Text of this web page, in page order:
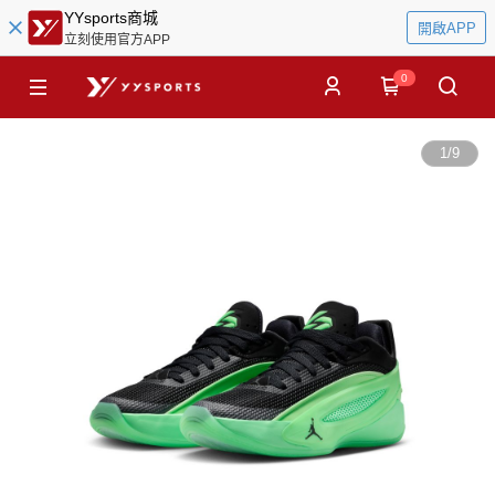
YYsports商城
立刻使用官方APP
開啟APP
0
1/9